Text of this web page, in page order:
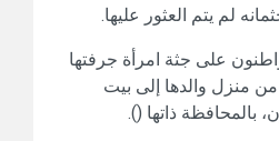
لم يتم العثور عليها.
على جثة امرأة جرفتها
منزل والدها إلى بيت
بالمحافظة ذاتها ().